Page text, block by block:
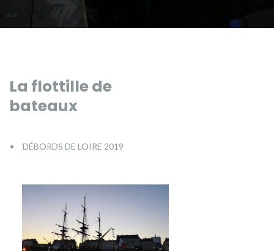
La flottille de
bateaux
DÉBORDS DE LOIRE 2019